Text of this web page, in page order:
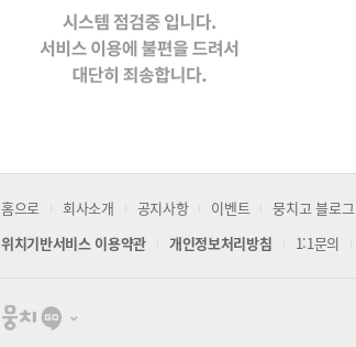
홈으로 회사소개 공지사항 이벤트 뭉치고 블로그
위치기반서비스 이용약관
개인정보처리방침 1:1문의
뭉